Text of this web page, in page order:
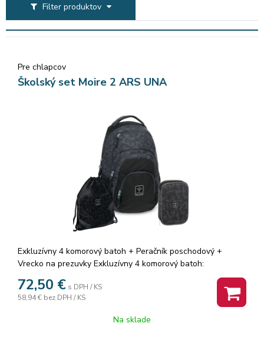
Filter produktov
Pre chlapcov
Školský set Moire 2 ARS UNA
Exkluzívny 4 komorový batoh + Peračník poschodový +
Vrecko na prezuvky Exkluzívny 4 komorový batoh:
- nastaviteľné ramenné popruhy
- dve veľké a dve malé priehradky na zips
- v strede je veľká priehradka na zips s malými členeniami na
72,50 € s DPH / KS
58,94 € bez DPH / KS
Na sklade